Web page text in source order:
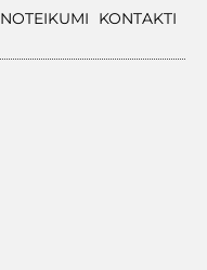
NOTEIKUMI KONTAKTI